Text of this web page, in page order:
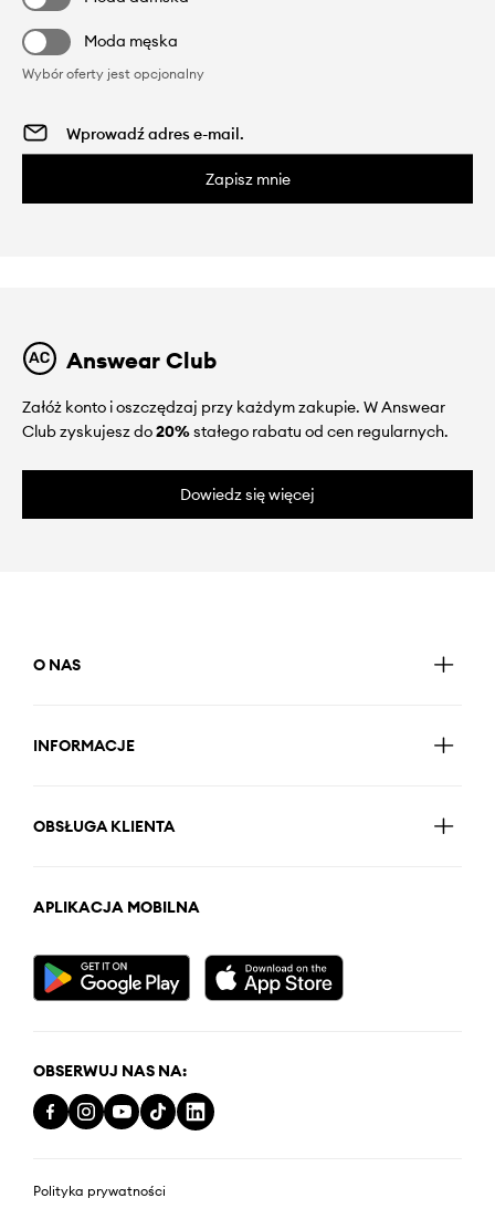
Moda męska
Wybór oferty jest opcjonalny
Zapisz mnie
Answear Club
Załóż konto i oszczędzaj przy każdym zakupie. W Answear
Club zyskujesz do20%stałego rabatu od cen regularnych.
Dowiedz się więcej
O NAS
INFORMACJE
OBSŁUGA KLIENTA
APLIKACJA MOBILNA
OBSERWUJ NAS NA:
Polityka prywatności